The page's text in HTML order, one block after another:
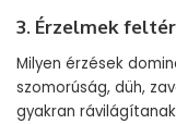
3. Érzelmek
Milyen érzések
szomorúság, düh,
gyakran